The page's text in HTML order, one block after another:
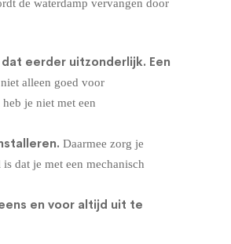
de waterdamp vervangen door
eerder uitzonderlijk. Een
alleen goed voor
je niet met een
Daarmee zorg je
dat je met een mechanisch
en voor altijd uit te